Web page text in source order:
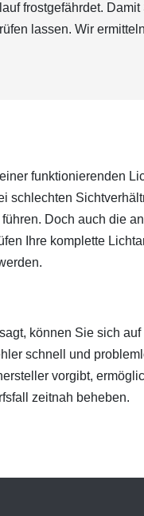
frostgefährdet.
lassen. Wir
funktionierenden
schlechten
Doch auch die
Ihre komplette
können Sie sich
schnell und
vorgibt,
zeitnah beheben.